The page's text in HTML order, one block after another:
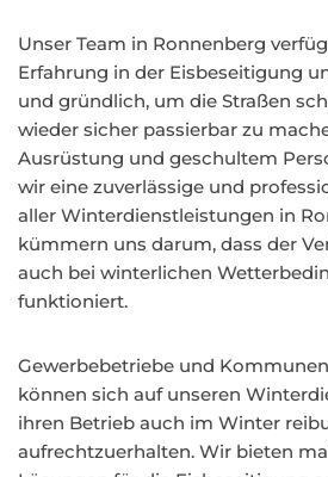
Unser Team in Ronnenberg
Erfahrung in der Eisbeseitigung
und gründlich, um die Straßen
wieder sicher passierbar zu
Ausrüstung und geschultem
wir eine zuverlässige und
aller Winterdienstleistungen in
kümmern uns darum, dass der
auch bei winterlichen
funktioniert.
Gewerbebetriebe und
können sich auf unseren
ihren Betrieb auch im Winter
aufrechtzuerhalten. Wir bieten